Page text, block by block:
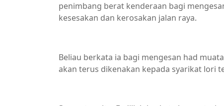
penimbang berat kenderaan bagi
kesesakan dan kerosakan jalan raya.
Beliau berkata ia bagi mengesan had
akan terus dikenakan kepada syarikat lori